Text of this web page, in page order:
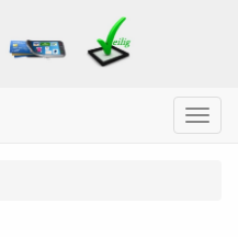
Menu